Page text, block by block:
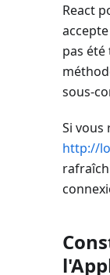
React
pas
sous-
Si vous
http://